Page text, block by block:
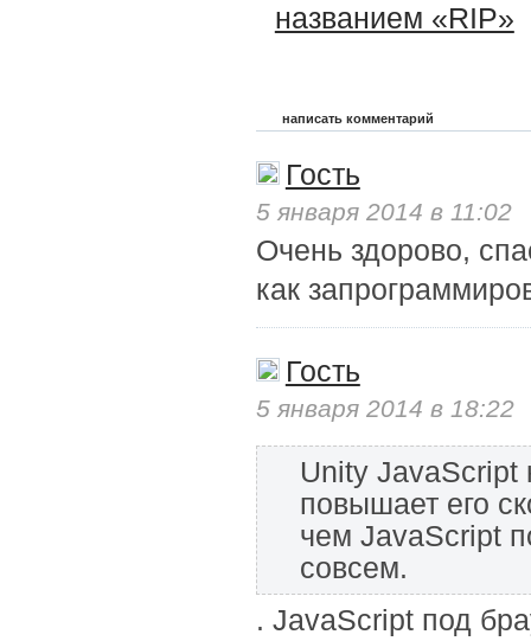
названием «RIP»
написать комментарий
Гость
5 января 2014 в 11:02
Очень здорово,
как
Гость
5 января 2014 в 18:22
Unity JavaScript
повышает его
чем JavaScript
совсем.
. JavaScript под